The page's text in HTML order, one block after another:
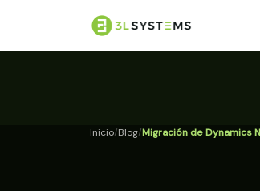
Inicio Blog Migración de Dynamics